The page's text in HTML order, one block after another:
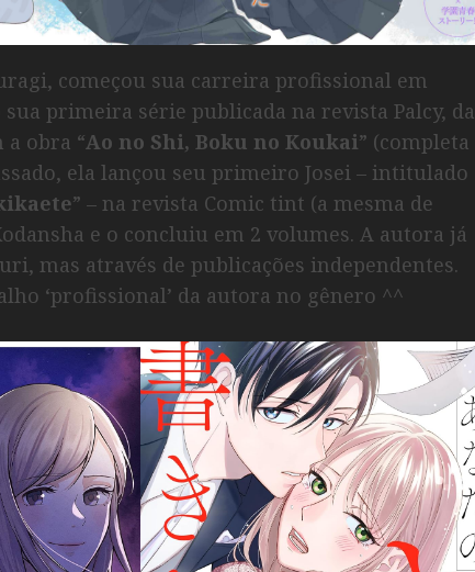
começou sua carreira profissional em
sua primeira série publicada na revista Palcy, da
a obra “Ao no Shi, Boku no Koukai” (completa
ela lançou seu primeiro Josei – intitulado
” – na revista Comic tint (a mesma de
e o concluiu em 2 volumes. A autora já
mas através de publicações independentes.
‘profissional’ da autora no gênero ^^